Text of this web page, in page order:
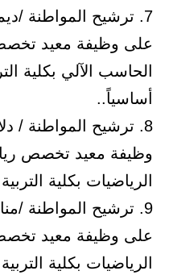
7. ترشيح المواطنة /
على وظيفة معيد
الحاسب الآلي بكلية
أساسياً..
8. ترشيح المواطنة /
وظيفة معيد تخصص
الرياضيات بكلية
9. ترشيح المواطنة /
على وظيفة معيد
الرياضيات بكلية